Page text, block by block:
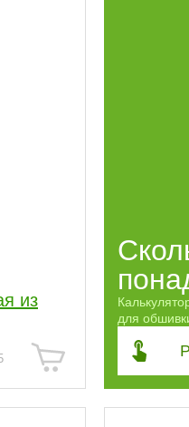
из
для